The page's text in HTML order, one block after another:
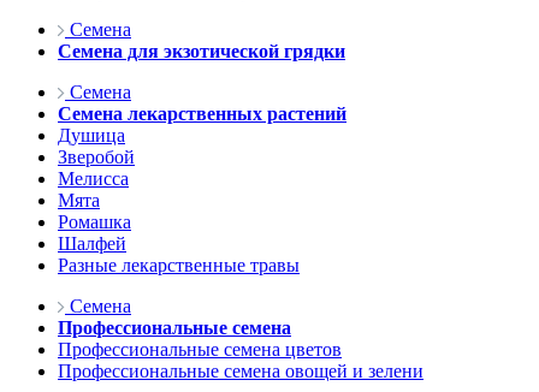
Семена
Семена для экзотической грядки
Семена
Семена лекарственных растений
Душица
Зверобой
Мелисса
Мята
Ромашка
Шалфей
Разные лекарственные травы
Семена
Профессиональные семена
Профессиональные семена цветов
Профессиональные семена овощей и зелени